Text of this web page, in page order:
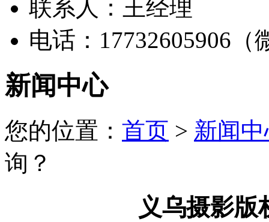
联系人：王经理
电话：17732605906（
新闻中心
您的位置： 首页 > 新闻
询？
义乌摄影版